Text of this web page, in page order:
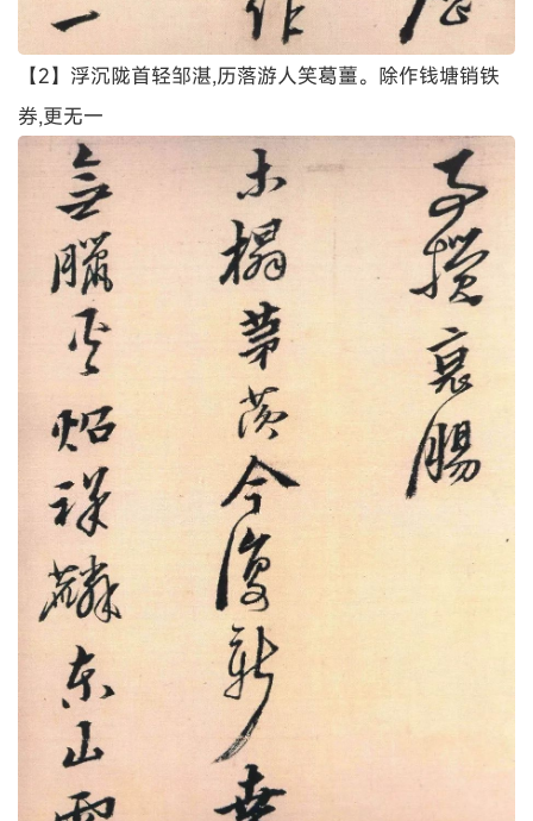
【2】浮沉陇首轻邹湛,历落游人笑葛薑。除作钱塘销铁
券,更无一